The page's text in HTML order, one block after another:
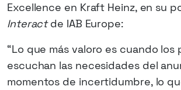
Excellence en Kraft Heinz, en su
Interactde IAB Europe:
“Lo que más valoro es cuando los
escuchan las necesidades del
momentos de incertidumbre, lo